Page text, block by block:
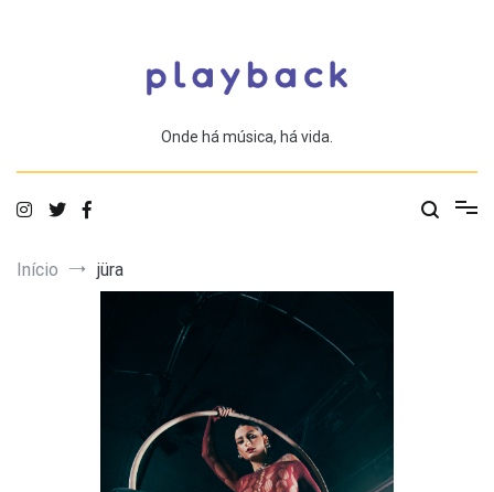
Onde há música, há vida.
Início jüra